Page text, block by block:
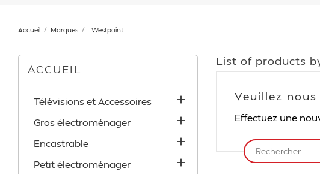
Accueil Marques Westpoint
ACCUEIL
Télévisions et Accessoires 
Gros électroménager 
Encastrable 
Petit électroménager 
List of products
Veuillez
Effectuez une